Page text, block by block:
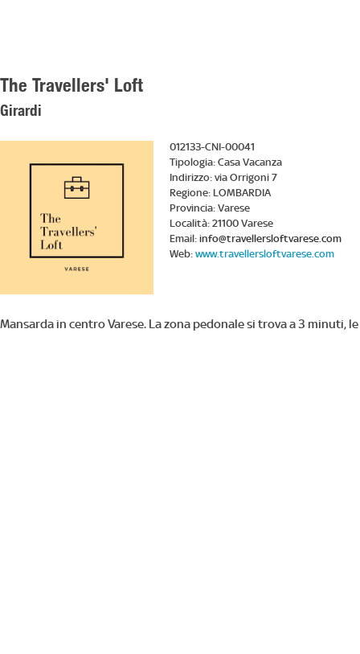
The Travellers' Loft
Girardi
012133-CNI-00041
Tipologia: Casa Vacanza
Indirizzo: via Orrigoni 7
Regione: LOMBARDIA
Provincia: Varese
Località: 21100 Varese
Email: info@travellersloftvarese.com
Web: www.travellersloftvarese.com
Mansarda in centro Varese. La zona pedonale si trova a 3 minuti,